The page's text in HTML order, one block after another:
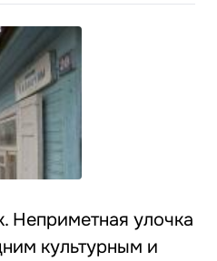
Неприметная улочка
культурным и